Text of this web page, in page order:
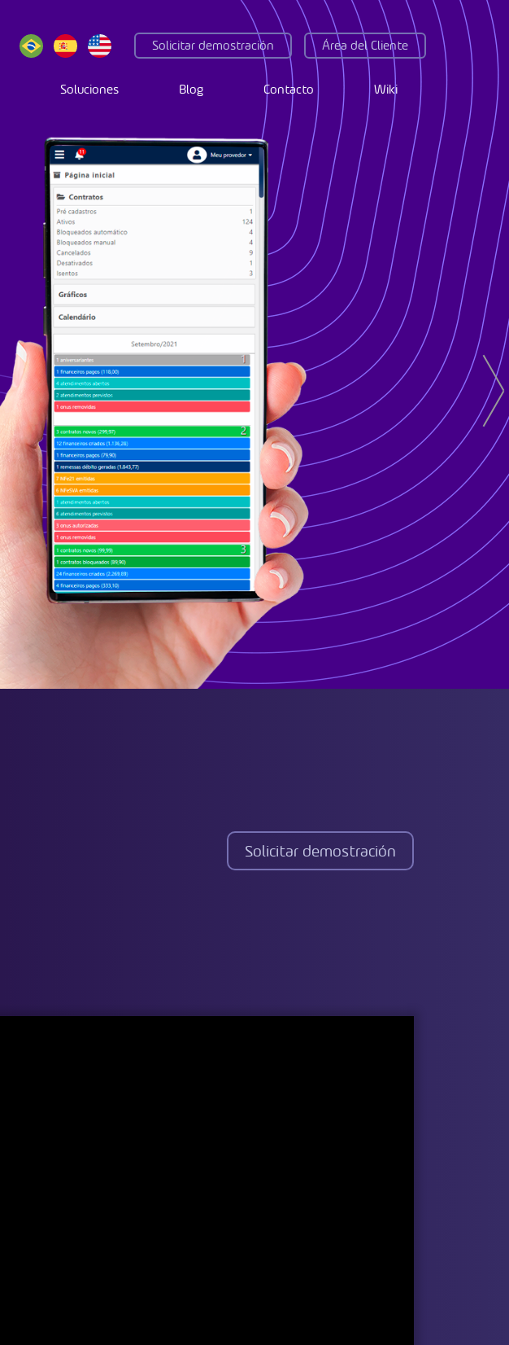
Área del Cliente
Solicitar demostración
Soluciones Blog Contacto Wiki
Solicitar demostración